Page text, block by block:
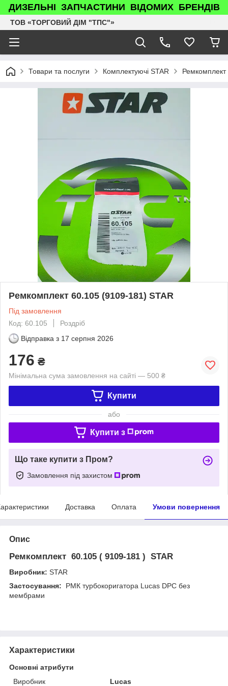
ДИЗЕЛЬНІ ЗАПЧАСТИНИ ВІДОМИХ БРЕНДІВ
ТОВ «ТОРГОВИЙ ДІМ "ТПС"»
Товари та послуги Комплектуючі STAR
Ремкомплект 60.105 (9109-181) STAR
Під замовлення
Код: 60.105
Роздріб
Відправка з 17 серпня 2026
176 ₴
Мінімальна сума замовлення на сайті — 500 ₴
Купити
або
Купити з
Що таке купити з Пром?
Замовлення під захистом
Доставка Оплата Умови повернення
Опис
Ремкомплект 60.105 ( 9109-181 ) STAR
Виробник: STAR
Застосування: РМК турбокоригатора Lucas DPC без
мембрами
Характеристики
Основні атрибути
Виробник
Lucas